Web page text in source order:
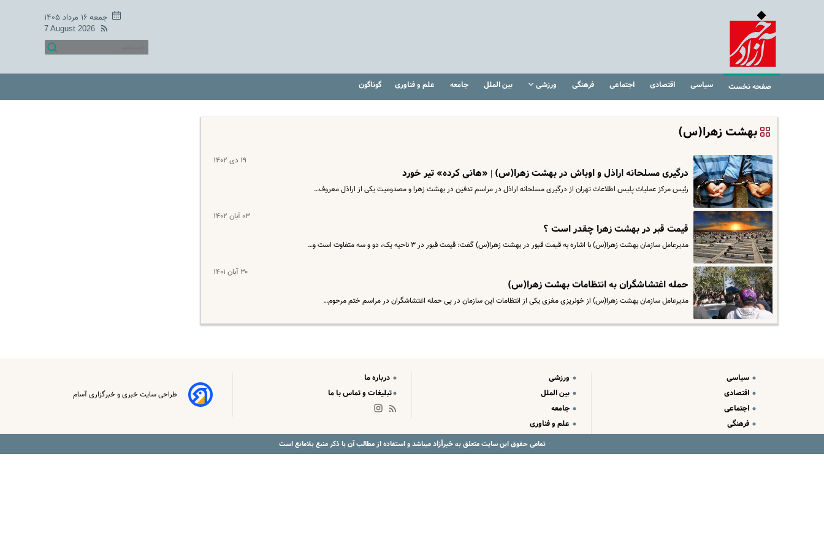
جمعه ۱۶ مرداد ۱۴۰۵
7 August 2026
صفحه نخست سیاسی اقتصادی اجتماعی فرهنگی ورزشی بین الملل جامعه علم و فناوری گوناگون
بهشت زهرا(س)
۱۹ دی ۱۴۰۲
درگیری مسلحانه اراذل و اوباش در بهشت زهرا(س) | «هانی کرده» تیر خورد
رئیس مرکز عملیات پلیس اطلاعات تهران از درگیری مسلحانه اراذل در مراسم تدفین در بهشت زهرا و مصدومیت یکی از اراذل معروف…
۰۳ آبان ۱۴۰۲
قیمت قبر در بهشت زهرا چقدر است ؟
مدیرعامل سازمان بهشت زهرا(س) با اشاره به قیمت قبور در بهشت زهرا(س) گفت: قیمت قبور در ۳ ناحیه یک، دو و سه متفاوت است و…
۳۰ آبان ۱۴۰۱
حمله اغتشاشگران به انتظامات بهشت زهرا(س)
مدیرعامل سازمان بهشت زهرا(س) از خونریزی مغزی یکی از انتظامات این سازمان در پی حمله اغتشاشگران در مراسم ختم مرحوم…
سیاسی
اقتصادی
اجتماعی
فرهنگی
ورزشی
بین الملل
جامعه
علم و فناوری
درباره ما
تبلیغات و تماس با ما
طراحی سایت خبری و خبرگزاری آسام
تمامی حقوق این سایت متعلق بهخبرآزادمیباشد و استفاده از مطالب آن با ذکر منبع بلامانع است